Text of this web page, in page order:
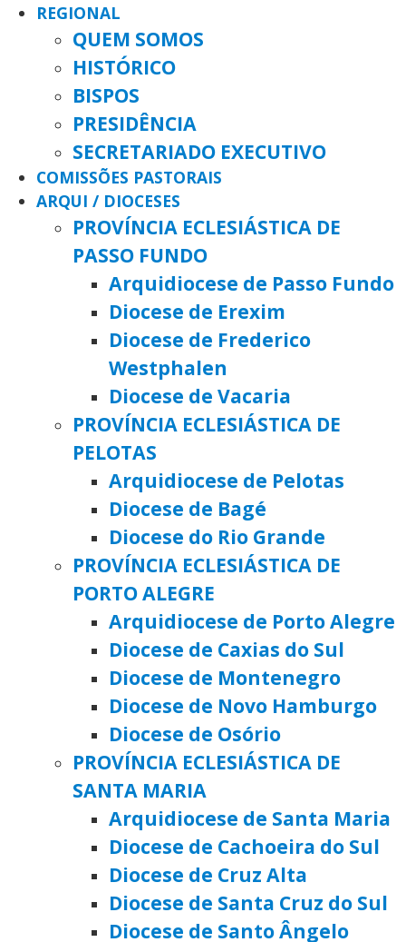
REGIONAL
QUEM SOMOS
HISTÓRICO
BISPOS
PRESIDÊNCIA
SECRETARIADO EXECUTIVO
COMISSÕES PASTORAIS
ARQUI / DIOCESES
PROVÍNCIA ECLESIÁSTICA DE
PASSO FUNDO
Arquidiocese de Passo Fundo
Diocese de Erexim
Diocese de Frederico
Westphalen
Diocese de Vacaria
PROVÍNCIA ECLESIÁSTICA DE
PELOTAS
Arquidiocese de Pelotas
Diocese de Bagé
Diocese do Rio Grande
PROVÍNCIA ECLESIÁSTICA DE
PORTO ALEGRE
Arquidiocese de Porto Alegre
Diocese de Caxias do Sul
Diocese de Montenegro
Diocese de Novo Hamburgo
Diocese de Osório
PROVÍNCIA ECLESIÁSTICA DE
SANTA MARIA
Arquidiocese de Santa Maria
Diocese de Cachoeira do Sul
Diocese de Cruz Alta
Diocese de Santa Cruz do Sul
Diocese de Santo Ângelo